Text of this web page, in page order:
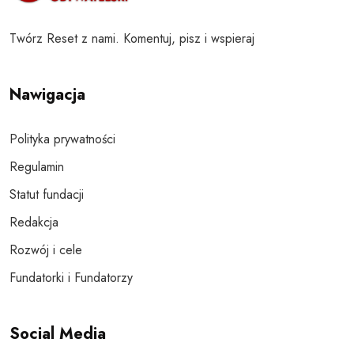
Twórz Reset z nami. Komentuj, pisz i wspieraj
Nawigacja
Polityka prywatności
Regulamin
Statut fundacji
Redakcja
Rozwój i cele
Fundatorki i Fundatorzy
Social Media